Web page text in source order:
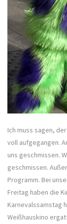
Ich muss sagen,
voll aufgegangen.
uns geschmissen.
geschmissen.
Programm. Bei
Freitag haben die
Karnevalssamstag
Weißhauskino